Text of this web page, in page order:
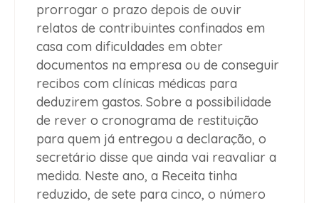
prorrogar o prazo depois de ouvir
relatos de contribuintes confinados em
casa com dificuldades em obter
documentos na empresa ou de conseguir
recibos com clínicas médicas para
deduzirem gastos. Sobre a possibilidade
de rever o cronograma de restituição
para quem já entregou a declaração, o
secretário disse que ainda vai reavaliar a
medida. Neste ano, a Receita tinha
reduzido, de sete para cinco, o número